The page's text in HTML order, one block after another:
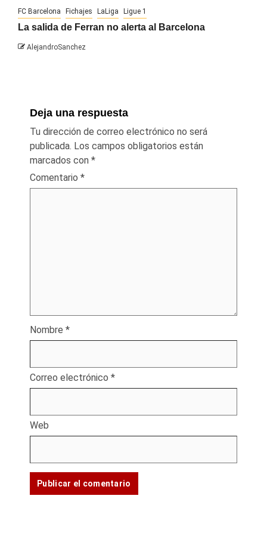
FC Barcelona Fichajes LaLiga Ligue 1
La salida de Ferran no alerta al Barcelona
AlejandroSanchez
Deja una respuesta
Tu dirección de correo electrónico no será
publicada. Los campos obligatorios están
marcados con *
Comentario *
Nombre *
Correo electrónico *
Web